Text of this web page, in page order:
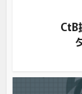
CtB